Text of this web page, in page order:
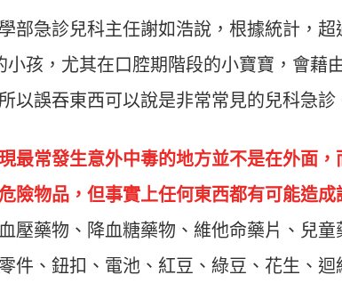
部急診兒科主任謝如浩說，根據統計，
小孩，尤其在口腔期階段的小寶寶，會藉
以誤吞東西可以說是非常常見的兒科急診
最常發生意外中毒的地方並不是在外面
險物品，但事實上任何東西都有可能造成
壓藥物、降血糖藥物、維他命藥片、兒
件、鈕扣、電池、紅豆、綠豆、花生、